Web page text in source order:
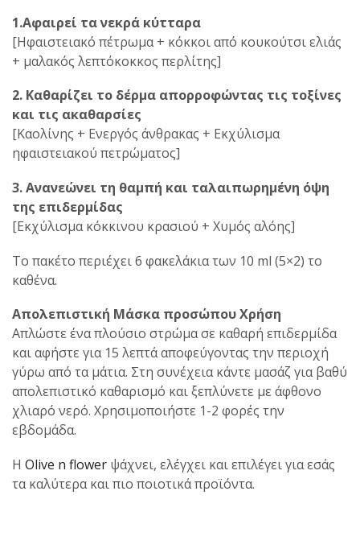
1.Αφαιρεί τα νεκρά κύτταρα
[Ηφαιστειακό πέτρωμα + κόκκοι από κουκούτσι ελιάς
+ μαλακός λεπτόκοκκος περλίτης]
2. Καθαρίζει το δέρμα απορροφώντας τις τοξίνες
και τις ακαθαρσίες
[Καολίνης + Ενεργός άνθρακας + Εκχύλισμα
ηφαιστειακού πετρώματος]
3. Ανανεώνει τη θαμπή και ταλαιπωρημένη όψη
της επιδερμίδας
[Εκχύλισμα κόκκινου κρασιού + Χυμός αλόης]
Το πακέτο περιέχει 6 φακελάκια των 10 ml (5×2) το
καθένα.
Απολεπιστική Μάσκα προσώπου Χρήση
Απλώστε ένα πλούσιο στρώμα σε καθαρή επιδερμίδα
και αφήστε για 15 λεπτά αποφεύγοντας την περιοχή
γύρω από τα μάτια. Στη συνέχεια κάντε μασάζ για βαθύ
απολεπιστικό καθαρισμό και ξεπλύνετε με άφθονο
χλιαρό νερό. Χρησιμοποιήστε 1-2 φορές την
εβδομάδα.
Η Olive n flower ψάχνει, ελέγχει και επιλέγει για εσάς
τα καλύτερα και πιο ποιοτικά προϊόντα.